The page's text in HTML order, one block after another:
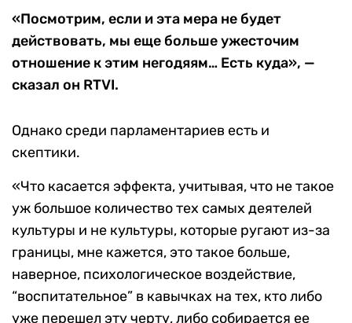
«Посмотрим, если и эта мера не будет
действовать, мы еще больше ужесточим
отношение к этим негодяям… Есть куда», —
сказал он RTVI.
Однако среди парламентариев есть и
скептики.
«Что касается эффекта, учитывая, что не такое
уж большое количество тех самых деятелей
культуры и не культуры, которые ругают из-за
границы, мне кажется, это такое больше,
наверное, психологическое воздействие,
“воспитательное” в кавычках на тех, кто либо
уже перешел эту черту, либо собирается ее